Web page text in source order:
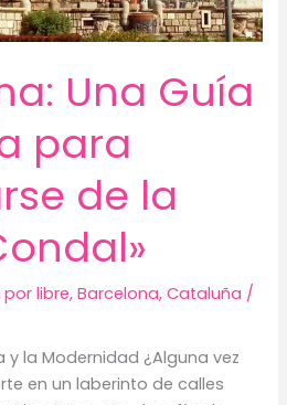
Una Guía
para
de la
por libre,Barcelona,Cataluña /
y la Modernidad ¿Alguna vez
en un laberinto de calles